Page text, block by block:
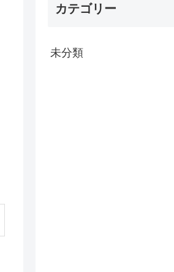
カテゴリー
未分類